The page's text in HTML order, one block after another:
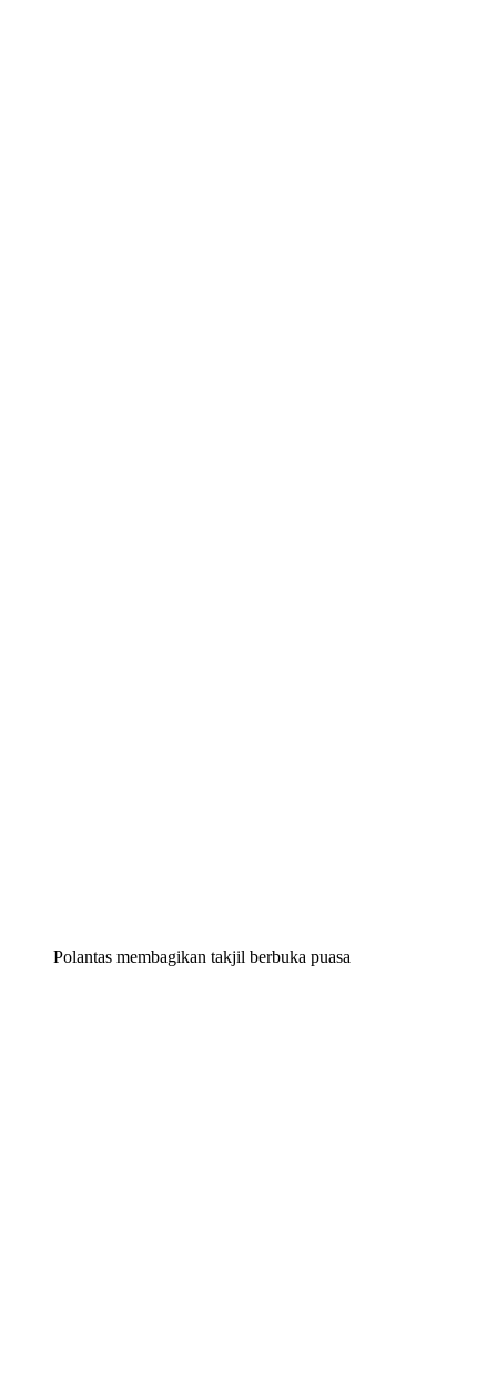
Polantas membagikan takjil berbuka puasa